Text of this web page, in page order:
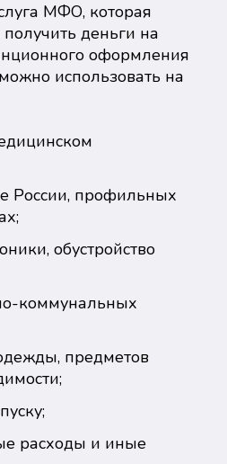
МФО, которая
деньги на
оформления
использовать на
России, профильных
обустройство
коммунальных
предметов
расходы и иные